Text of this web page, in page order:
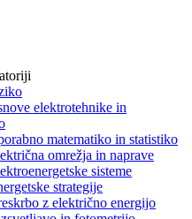
elektrotehnike in
matematiko in statistiko
omrežja in naprave
sisteme
strategije
z električno energijo